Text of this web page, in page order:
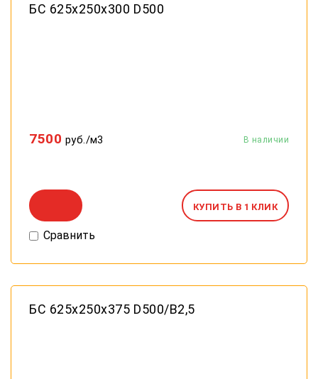
БС 625х250х300 D500
7500 руб./м3
КУПИТЬ В 1 КЛИК
Сравнить
БС 625х250х375 D500/В2,5